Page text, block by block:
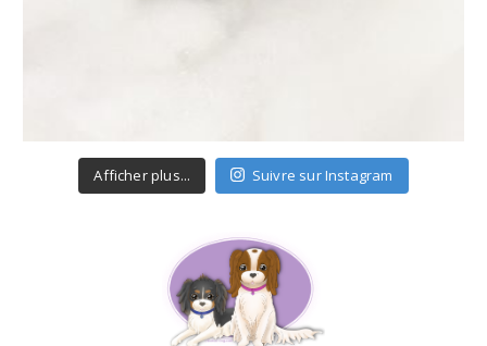
Afficher plus... Suivre sur Instagram